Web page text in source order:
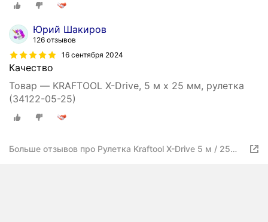
Юрий Шакиров
126 отзывов
16 сентября 2024
Качество
Товар — KRAFTOOL X-Drive, 5 м х 25 мм, рулетка
(34122-05-25)
Больше отзывов про Рулетка Kraftool X-Drive 5 м / 25